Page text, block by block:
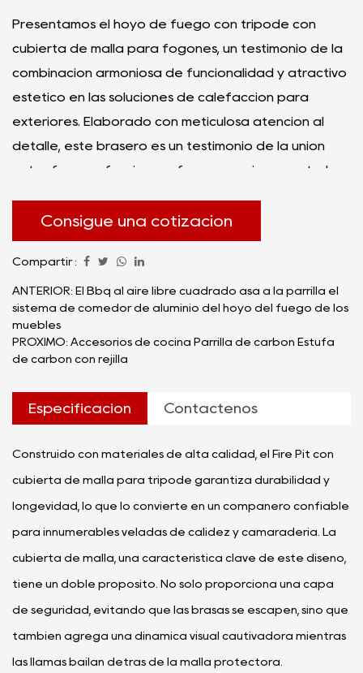
Presentamos el hoyo de fuego con trípode con
cubierta de malla para fogones, un testimonio de la
combinación armoniosa de funcionalidad y atractivo
estético en las soluciones de calefacción para
exteriores. Elaborado con meticulosa atención al
detalle, este brasero es un testimonio de la unión
entre forma y función, y ofrece una pieza central
El hoyo de fuego con trípode y cubierta de malla
para fogones redefine el concepto tradicional de
un hoyo de fuego al aire libre, presentando una
solución única y cuidadosamente diseñada para
mejorar sus experiencias al aire libre. El innovador
diseño del trípode no solo mejora la estabilidad sino
que también introduce un elemento visual distintivo
que lo distingue de los fogones convencionales.
Consigue una cotización
Compartir :
ANTERIOR: El Bbq al aire libre cuadrado asa a la parrilla el
sistema de comedor de aluminio del hoyo del fuego de los
muebles
PRÓXIMO: Accesorios de cocina Parrilla de carbón Estufa
de carbón con rejilla
Especificación Contáctenos
Construido con materiales de alta calidad, el Fire Pit con
cubierta de malla para trípode garantiza durabilidad y
longevidad, lo que lo convierte en un compañero confiable
para innumerables veladas de calidez y camaradería. La
cubierta de malla, una característica clave de este diseño,
tiene un doble propósito. No solo proporciona una capa
de seguridad, evitando que las brasas se escapen, sino que
también agrega una dinámica visual cautivadora mientras
las llamas bailan detrás de la malla protectora.